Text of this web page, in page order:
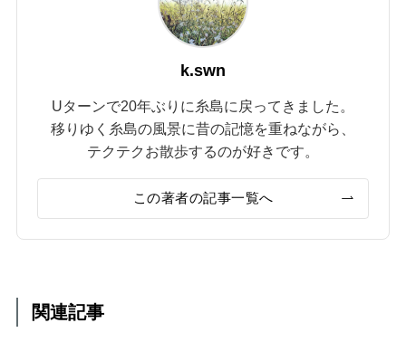
k.swn
Uターンで20年ぶりに糸島に戻ってきました。
移りゆく糸島の風景に昔の記憶を重ねながら、
テクテクお散歩するのが好きです。
この著者の記事一覧へ
関連記事